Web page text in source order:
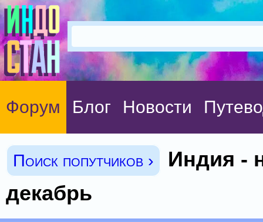
Форум Блог Новости
Поиск попутчиков ›
Индия -
декабрь